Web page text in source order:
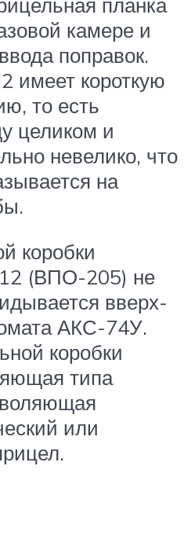
камере и
поправок.
имеет короткую
то есть
целиком и
невелико, что
на
коробки
(ВПО-205) не
вверх-
АКС-74У.
коробки
типа
или